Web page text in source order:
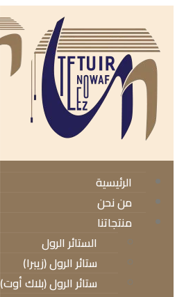
الرئيسية
من نحن
منتجاتنا
الستائر الرول
ستائر الرول (زيبرا)
ستائر الرول (بلاك أوت)